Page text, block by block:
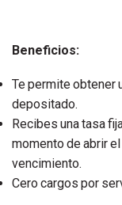
Beneficios:
Te permite obtener
depositado.
Recibes una tasa
momento de abrir
vencimiento.
Cero cargos por